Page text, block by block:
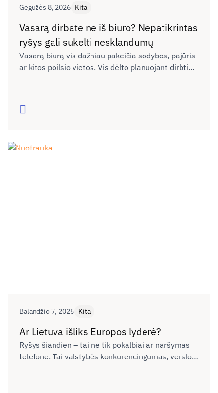
Gegužės 8, 2026 Kita
Vasarą dirbate ne iš biuro? Nepatikrintas
ryšys gali sukelti nesklandumų
Vasarą biurą vis dažniau pakeičia sodybos, pajūris
ar kitos poilsio vietos. Vis dėlto planuojant dirbti
išvengti galimų nesklandumų dėl ryšio kokybės ne
Skaityti
Balandžio 7, 2025 Kita
Ar Lietuva išliks Europos lyderė?
Ryšys šiandien – tai ne tik pokalbiai ar naršymas
telefone. Tai valstybės konkurencingumas, verslo